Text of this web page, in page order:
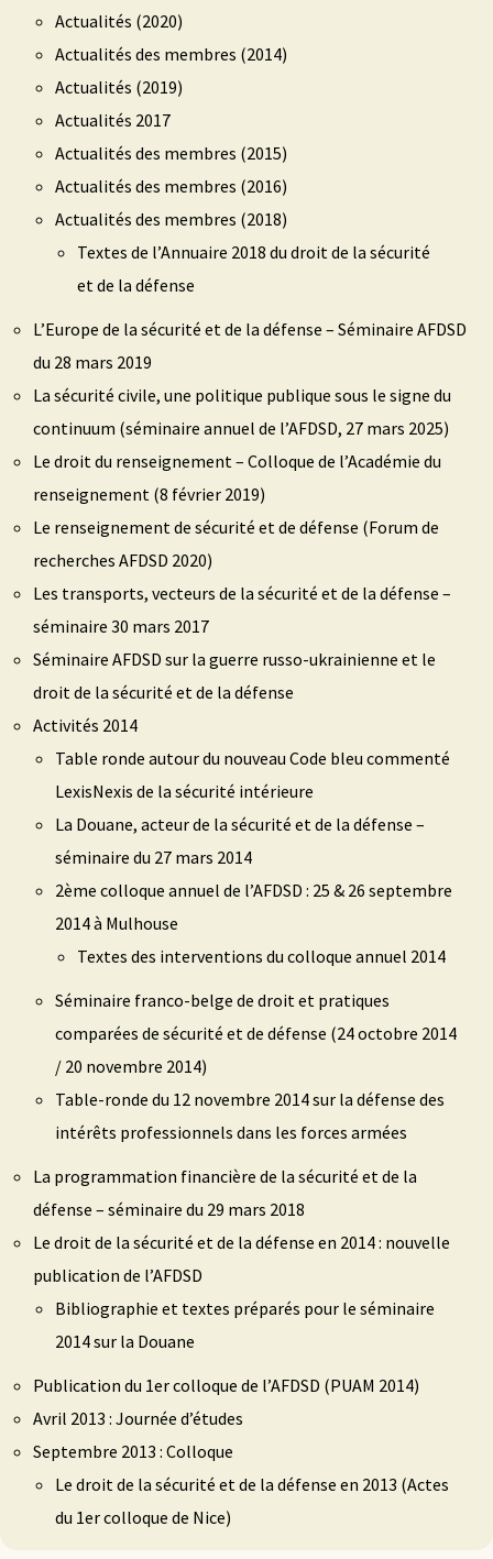
Actualités (2020)
Actualités des membres (2014)
Actualités (2019)
Actualités 2017
Actualités des membres (2015)
Actualités des membres (2016)
Actualités des membres (2018)
Textes de l’Annuaire 2018 du droit de la sécurité
et de la défense
L’Europe de la sécurité et de la défense – Séminaire AFDSD
du 28 mars 2019
La sécurité civile, une politique publique sous le signe du
continuum (séminaire annuel de l’AFDSD, 27 mars 2025)
Le droit du renseignement – Colloque de l’Académie du
renseignement (8 février 2019)
Le renseignement de sécurité et de défense (Forum de
recherches AFDSD 2020)
Les transports, vecteurs de la sécurité et de la défense –
séminaire 30 mars 2017
Séminaire AFDSD sur la guerre russo-ukrainienne et le
droit de la sécurité et de la défense
Activités 2014
Table ronde autour du nouveau Code bleu commenté
LexisNexis de la sécurité intérieure
La Douane, acteur de la sécurité et de la défense –
séminaire du 27 mars 2014
2ème colloque annuel de l’AFDSD : 25 & 26 septembre
2014 à Mulhouse
Textes des interventions du colloque annuel 2014
Séminaire franco-belge de droit et pratiques
comparées de sécurité et de défense (24 octobre 2014
/ 20 novembre 2014)
Table-ronde du 12 novembre 2014 sur la défense des
intérêts professionnels dans les forces armées
La programmation financière de la sécurité et de la
défense – séminaire du 29 mars 2018
Le droit de la sécurité et de la défense en 2014 : nouvelle
publication de l’AFDSD
Bibliographie et textes préparés pour le séminaire
2014 sur la Douane
Publication du 1er colloque de l’AFDSD (PUAM 2014)
Avril 2013 : Journée d’études
Septembre 2013 : Colloque
Le droit de la sécurité et de la défense en 2013 (Actes
du 1er colloque de Nice)